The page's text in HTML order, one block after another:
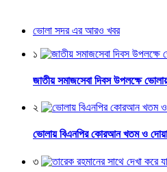
ভোলা সদর এর আরও খবর
১
জাতীয় সমাজসেবা দিবস উপলক্ষে
২
ভোলায় বিএনপির কোরআন খতম ও দোয়া
৩